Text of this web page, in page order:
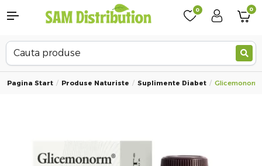
0 0
Pagina Start Produse Naturiste Suplimente Diabet Glicemonorm